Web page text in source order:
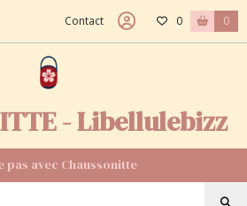
Contact 0 0
- Libellulebizz
pas avec Chaussonitte